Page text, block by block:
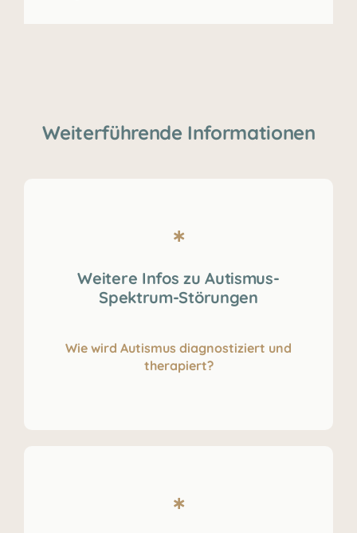
Weiterführende Informationen
Weitere Infos zu Autismus-
Spektrum-Störungen
Wie wird Autismus diagnostiziert und
therapiert?